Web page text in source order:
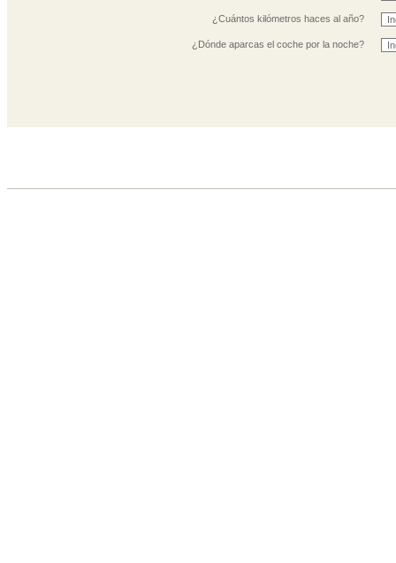
¿Cuántos kilómetros haces al año?
¿Dónde aparcas el coche por la noche?